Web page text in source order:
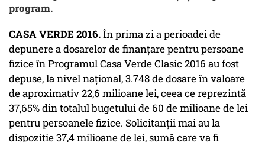
program.
CASA VERDE 2016.În prima zi a perioadei de
depunere a dosarelor de finanțare pentru persoane
fizice în Programul Casa Verde Clasic 2016 au fost
depuse, la nivel național, 3.748 de dosare în valoare
de aproximativ 22,6 milioane lei, ceea ce reprezintă
37,65% din totalul bugetului de 60 de milioane de lei
pentru persoanele fizice. Solicitanții mai au la
dispoziție 37,4 milioane de lei, sumă care va fi